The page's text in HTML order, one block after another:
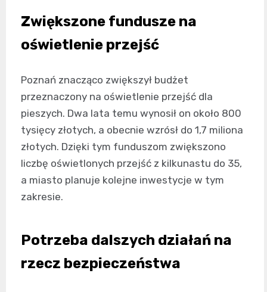
Zwiększone fundusze na
oświetlenie przejść
Poznań znacząco zwiększył budżet
przeznaczony na oświetlenie przejść dla
pieszych. Dwa lata temu wynosił on około 800
tysięcy złotych, a obecnie wzrósł do 1,7 miliona
złotych. Dzięki tym funduszom zwiększono
liczbę oświetlonych przejść z kilkunastu do 35,
a miasto planuje kolejne inwestycje w tym
zakresie.
Potrzeba dalszych działań na
rzecz bezpieczeństwa